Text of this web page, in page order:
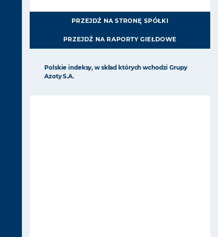
PRZEJDŹ NA STRONĘ SPÓŁKI
PRZEJDŹ NA RAPORTY GIEŁDOWE
Polskie indeksy, w skład których wchodzi Grupy
Azoty S.A.